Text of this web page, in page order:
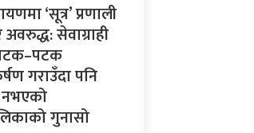
‘सूत्र’ प्रणाली
अवरुद्ध: सेवाग्राही
गराउँदा पनि
गुनासो